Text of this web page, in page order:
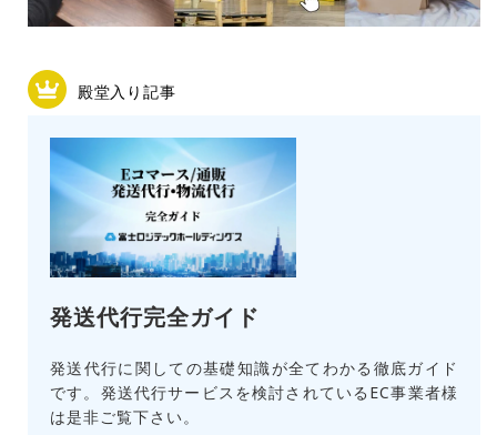
殿堂入り記事
発送代行完全ガイド
発送代行に関しての基礎知識が全てわかる徹底ガイド
です。発送代行サービスを検討されているEC事業者様
は是非ご覧下さい。